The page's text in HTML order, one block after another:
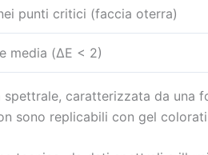
punti critici (faccia oterra)
media (ΔE < 2)
spettrale, caratterizzata da una
sono replicabili con gel